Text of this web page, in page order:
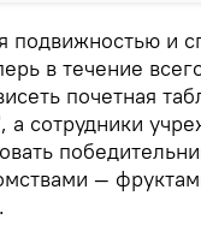
подвижностью и
в течение
почетная
а сотрудники
—